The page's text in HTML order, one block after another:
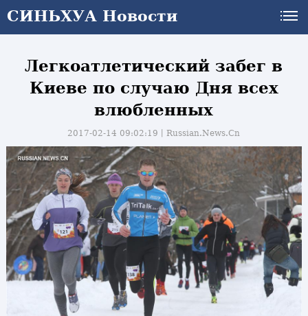
СИНЬХУА Новости
Легкоатлетический забег в
Киеве по случаю Дня всех
влюбленных
2017-02-14 09:02:19丨Russian.News.Cn